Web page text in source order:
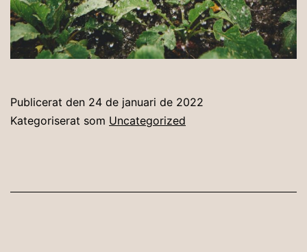
Publicerat den 24 de januari de 2022
Kategoriserat som Uncategorized